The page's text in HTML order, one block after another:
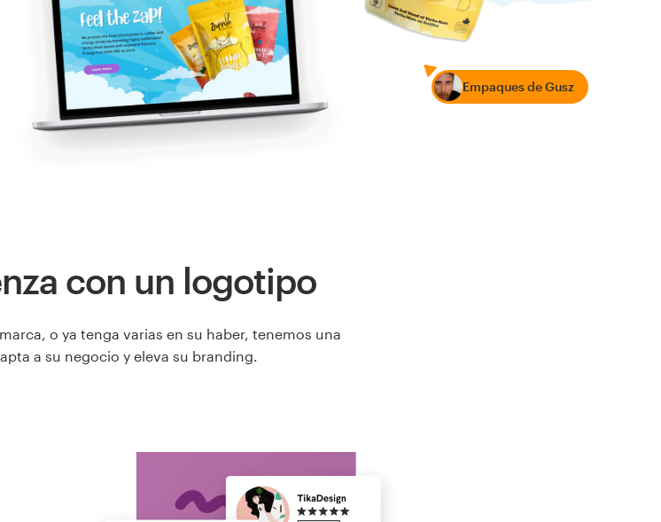
Empaques de Gusz
con un logotipo
o ya tenga varias en su haber, tenemos una
a su negocio y eleva su branding.